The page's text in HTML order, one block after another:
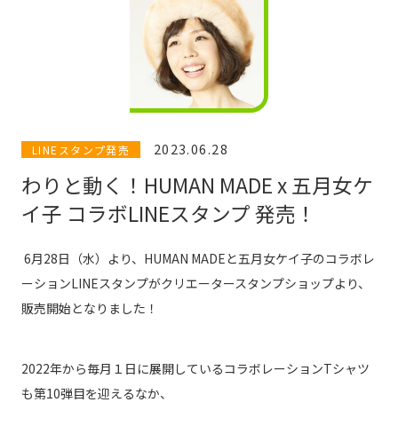
LINEスタンプ発売 2023.06.28
わりと動く！HUMAN MADE x 五月女ケ
イ子 コラボLINEスタンプ 発売！
6月28日（水）より、HUMAN MADEと五月女ケイ子のコラボレ
ーションLINEスタンプがクリエータースタンプショップより、
販売開始となりました！
2022年から毎月１日に展開しているコラボレーションTシャツ
も第10弾目を迎えるなか、